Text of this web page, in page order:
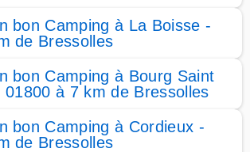
bon Camping à La Boisse -
de Bressolles
bon Camping à Bourg Saint
01800 à 7 km de Bressolles
bon Camping à Cordieux -
de Bressolles